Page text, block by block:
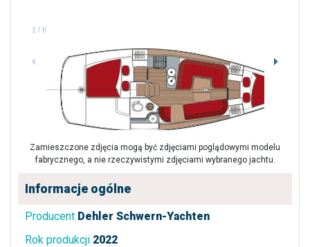
1 / 6
Zamieszczone zdjęcia mogą być zdjęciami poglądowymi modelu
fabrycznego, a nie rzeczywistymi zdjęciami wybranego jachtu.
Informacje ogólne
Producent Dehler Schwern-Yachten
Rok produkcji 2022